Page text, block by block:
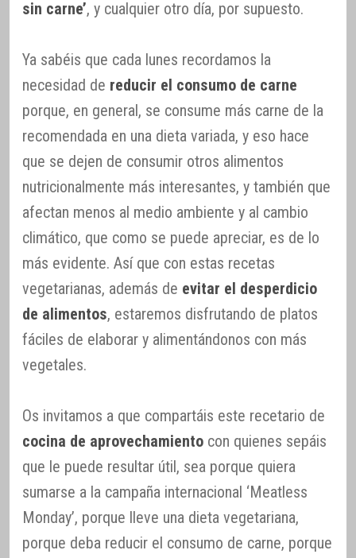
sin carne’, y cualquier otro día, por supuesto.
Ya sabéis que cada lunes recordamos la
necesidad de reducir el consumo de carne
porque, en general, se consume más carne de la
recomendada en una dieta variada, y eso hace
que se dejen de consumir otros alimentos
nutricionalmente más interesantes, y también que
afectan menos al medio ambiente y al cambio
climático, que como se puede apreciar, es de lo
más evidente. Así que con estas recetas
vegetarianas, además de evitar el desperdicio
de alimentos, estaremos disfrutando de platos
fáciles de elaborar y alimentándonos con más
vegetales.
Os invitamos a que compartáis este recetario de
cocina de aprovechamiento con quienes sepáis
que le puede resultar útil, sea porque quiera
sumarse a la campaña internacional ‘Meatless
Monday’, porque lleve una dieta vegetariana,
porque deba reducir el consumo de carne, porque